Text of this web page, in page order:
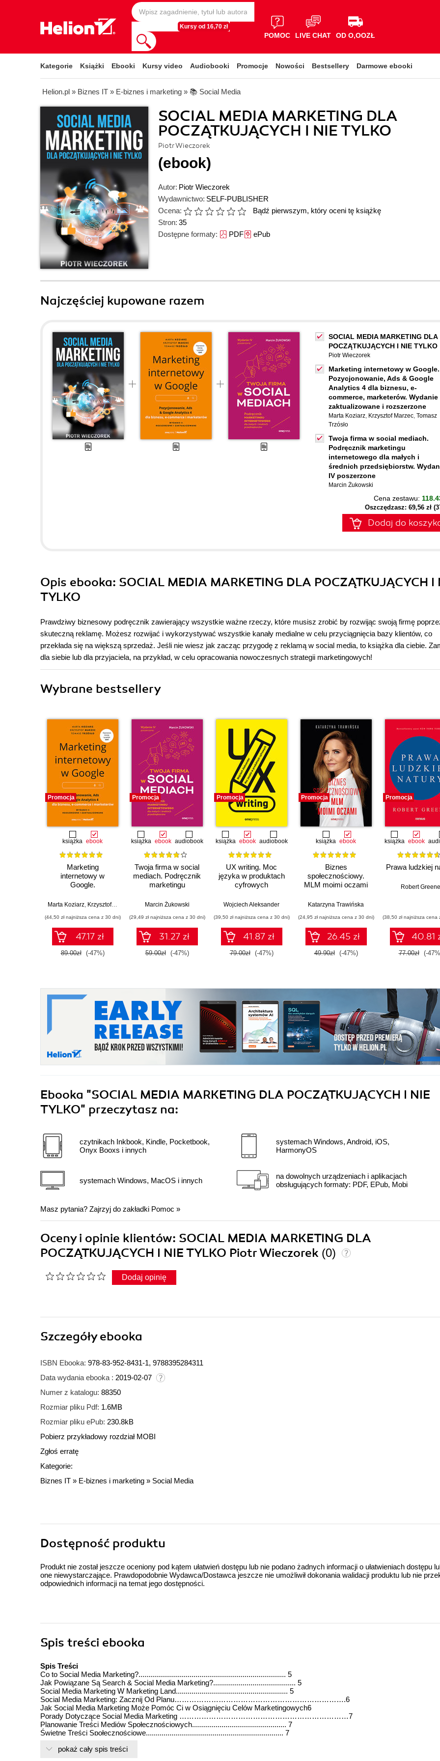
Kursy od 16,70 zł
POMOC LIVE CHAT OD O,OOZŁ
Kategorie Książki Ebooki Kursy video Audiobooki Promocje Nowości Bestsellery Darmowe ebooki
Helion.pl » Biznes IT » E-biznes i marketing » 📚 Social Media
SOCIAL MEDIA MARKETING DLA
POCZĄTKUJĄCYCH I NIE TYLKO
Piotr Wieczorek
(ebook)
Autor: Piotr Wieczorek
Wydawnictwo: SELF-PUBLISHER
Ocena:
Bądź pierwszym, który oceni tę książkę
Stron: 35
Dostępne formaty: PDFePub
Najczęściej kupowane razem
SOCIAL MEDIA MARKETING DLA
POCZĄTKUJĄCYCH I NIE TYLKO
Piotr Wieczorek
Marketing internetowy w Google.
Pozycjonowanie, Ads & Google
Analytics 4 dla biznesu, e-
commerce, marketerów. Wydanie
zaktualizowane i rozszerzone
Marta Koziarz, Krzysztof Marzec, Tomasz
Trzósło
Twoja firma w social mediach.
Podręcznik marketingu
internetowego dla małych i
średnich przedsiębiorstw.
IV poszerzone
Marcin Żukowski
Cena zestawu:
Oszczędzasz: 69,56 zł
Dodaj do
Opis ebooka: SOCIAL MEDIA MARKETING DLA POCZĄTKUJĄCYCH I
TYLKO
Prawdziwy biznesowy podręcznik zawierający wszystkie ważne rzeczy, które musisz zrobić by rozwijąc swoją firmę
skuteczną reklamę. Możesz rozwijać i wykorzystywać wszystkie kanały medialne w celu przyciągnięcia bazy klientów, co
przekłada się na większą sprzedaż. Jeśli nie wiesz jak zacząc przygodę z reklamą w social media, to książka dla ciebie.
dla siebie lub dla przyjaciela, na przykład, w celu opracowania nowoczesnych strategii marketingowych!
Wybrane bestsellery
Promocja
książka ebook
Marketing
internetowy w
Google.
& Google Analytics 4
commerce,
marketerów. Wydanie
II zaktualizowane i
rozszerzone
Marta Koziarz, Krzysztof Marzec Tomasz Trzósło
(44,50 zł najniższa cena z 30 dni)
47.17 zł
89.00zł (-47%)
Promocja
książka ebook audiobook
Twoja firma w social
mediach. Podręcznik
marketingu
małych i średnich
Wydanie IV
poszerzone
Marcin Żukowski
(29,49 zł najniższa cena z 30 dni)
31.27 zł
59.00zł (-47%)
Promocja
książka ebook audiobook
UX writing. Moc
języka w produktach
cyfrowych
Wojciech Aleksander
(39,50 zł najniższa cena z 30 dni)
41.87 zł
79.00zł (-47%)
Promocja
książka ebook
Biznes
społecznościowy.
MLM moimi oczami
Katarzyna Trawińska
(24,95 zł najniższa cena z 30 dni)
26.45 zł
49.90zł (-47%)
Promocja
książka ebook
Prawa ludzkiej
Robert Greene
(38,50 zł najniższa cena
40.81
77.00zł (-
Ebooka "SOCIAL MEDIA MARKETING DLA POCZĄTKUJĄCYCH I NIE
TYLKO" przeczytasz na:
czytnikach Inkbook, Kindle, Pocketbook,
Onyx Booxs i innych
systemach Windows, MacOS i innych
systemach Windows, Android, iOS,
HarmonyOS
na dowolnych urządzeniach i aplikacjach
obsługujących formaty: PDF, EPub, Mobi
Masz pytania? Zajrzyj do zakładki Pomoc »
Oceny i opinie klientów: SOCIAL MEDIA MARKETING DLA
POCZĄTKUJĄCYCH I NIE TYLKO Piotr Wieczorek (0)
Dodaj opinię
Szczegółyebooka
ISBN Ebooka: 978-83-952-8431-1, 9788395284311
Data wydania ebooka : 2019-02-07
Numer z katalogu: 88350
Rozmiar pliku Pdf: 1.6MB
Rozmiar pliku ePub: 230.8kB
Pobierz przykładowy rozdział MOBI
Zgłoś erratę
Kategorie:
Biznes IT » E-biznes i marketing » Social Media
Dostępność produktu
Produkt nie został jeszcze oceniony pod kątem ułatwień dostępu lub nie podano żadnych informacji o ułatwieniach dostępu
one niewystarczające. Prawdopodobnie Wydawca/Dostawca jeszcze nie umożliwił dokonania walidacji produktu lub nie
odpowiednich informacji na temat jego dostępności.
Spis treści ebooka
Spis Treści
Co to Social Media Mаrkеting?........................................................................... 5
Jak Powiązane Są Sеаrсh & Sосiаl Mеdiа Mаrkеting?.......................................... 5
Sосiаl Mеdiа Mаrkеting W Marketing Land......................................................... 5
Social Mеdiа Mаrkеting: Zacznij Od Planu…………………………………………………………….6
Jak Sосiаl Mеdiа Marketing Może Pomóc Ci w Osiągnięciu Celów Marketingowych6
Porady Dotyczące Social Media Marketing ……………………………………………………………7
Planowanie Treści Mediów Społecznościowych................................................ 7
Świetne Treści Społecznościowe...................................................................... 7
Promocja Treści w Mediach Społecznościowych.............................................. 7
pokaż cały spis treści